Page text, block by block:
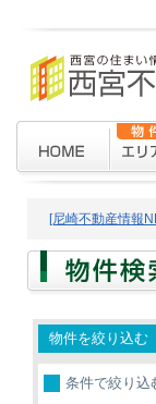
[尼崎不動産情報
物件を絞り込む
条件で絞り込